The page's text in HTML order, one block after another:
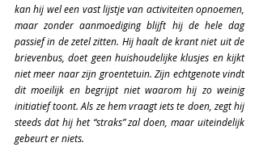
kan hij wel een vast lijstje van activiteiten opnoemen,
maar zonder aanmoediging blijft hij de hele dag
passief in de zetel zitten. Hij haalt de krant niet uit de
brievenbus, doet geen huishoudelijke klusjes en kijkt
niet meer naar zijn groentetuin. Zijn echtgenote vindt
dit moeilijk en begrijpt niet waarom hij zo weinig
initiatief toont. Als ze hem vraagt iets te doen, zegt hij
steeds dat hij het “straks” zal doen, maar uiteindelijk
gebeurt er niets.